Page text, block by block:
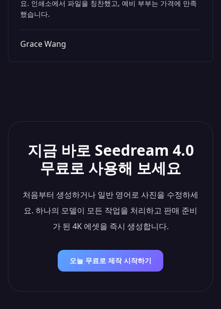
요. 인쇄소에서 파일을 칭찬했고, 예비 부부는 가격에 만족
했습니다.
Grace Wang
지금 바로 Seedream 4.0
무료로 사용해 보세요
처음부터 생성하거나 일반 영어로 사진을 수정하세
요. 하나의 모델이 모든 작업을 처리하고 판매 준비
가 된 4K 에셋을 즉시 생성합니다.
오늘 무료로 제작 시작하기